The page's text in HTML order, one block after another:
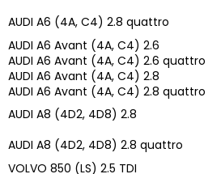
AUDI A6 (4A, C4) 2.8 quattro
AUDI A6 Avant (4A, C4) 2.6
AUDI A6 Avant (4A, C4) 2.6 quattro
AUDI A6 Avant (4A, C4) 2.8
AUDI A6 Avant (4A, C4) 2.8 quattro
AUDI A8 (4D2, 4D8) 2.8
AUDI A8 (4D2, 4D8) 2.8 quattro
VOLVO 850 (LS) 2.5 TDI